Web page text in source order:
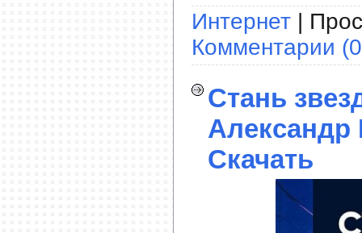
Интернет |
Комментарии
Стань
Александр
Скачать